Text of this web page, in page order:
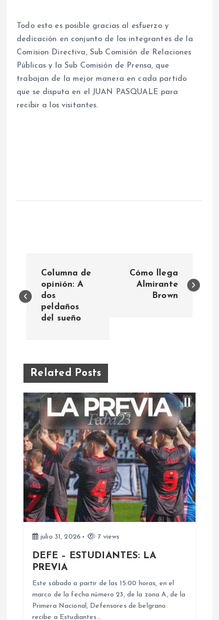
Todo esto es posible gracias al esfuerzo y
dedicación en conjunto de los integrantes de la
Comision Directiva, Sub Comisión de Relaciones
Públicas y la Sub Comisión de Prensa, que
trabajan de la mejor manera en cada partido
que se disputa en el JUAN PASQUALE para
recibir a los visitantes.
a
g
a
c
ó
n
d
Columna de
opinión: A
dos
peldaños
del sueño
Cómo llega
Almirante
Brown
Related Posts
julio 31, 2026 7 views
DEFE – ESTUDIANTES: LA
PREVIA
Este sábado a partir de las 15:00 horas, en el
marco de la fecha número 23, de la zona A, de la
Primera Nacional, Defensores de belgrano
recibe a Estudiantes…